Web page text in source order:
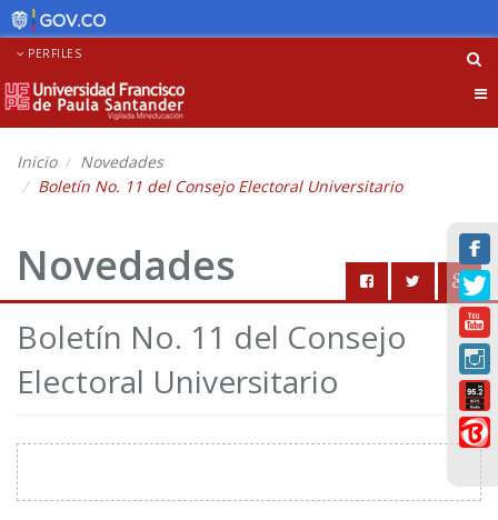
PERFILES
Inicio
Novedades
Boletín No. 11 del Consejo Electoral Universitario
Novedades
Boletín No. 11 del Consejo
Electoral Universitario